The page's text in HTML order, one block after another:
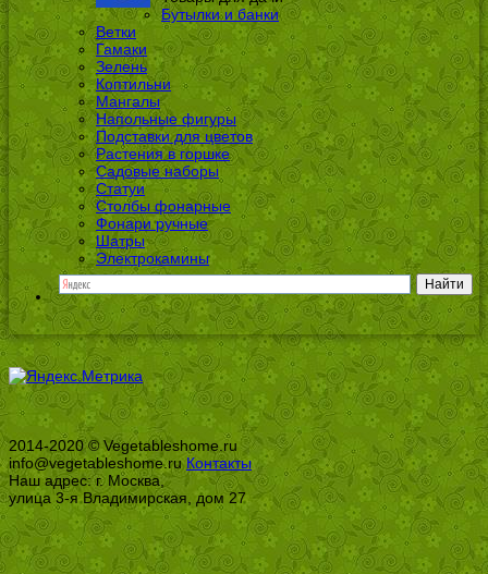
Бутылки и банки
Ветки
Гамаки
Зелень
Коптильни
Мангалы
Напольные фигуры
Подставки для цветов
Растения в горшке
Садовые наборы
Статуи
Столбы фонарные
Фонари ручные
Шатры
Электрокамины
2014-2020 © Vegetableshome.ru
info@vegetableshome.ruКонтакты
Наш адрес: г. Москва,
улица 3-я Владимирская, дом 27